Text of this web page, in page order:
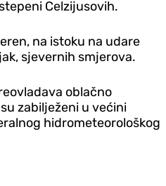
Celzijusovih.
na istoku na udare
sjevernih smjerova.
oblačno
zabilježeni u većini
hidrometeorološkog